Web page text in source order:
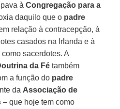
àCongregação para a
daquilo que o padre
relação à contracepção, à
casados na Irlanda e à
sacerdotes. A
da Fé também
a função do padre
da Associação de
– que hoje tem como